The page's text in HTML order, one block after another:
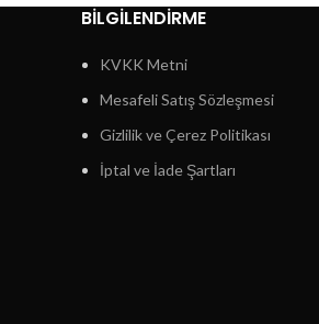
BİLGİLENDİRME
KVKK Metni
Mesafeli Satış Sözleşmesi
Gizlilik ve Çerez Politikası
İptal ve İade Şartları